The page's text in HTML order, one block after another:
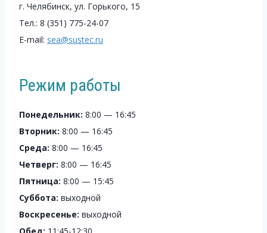
г. Челябинск, ул. Горького, 15
Тел.: 8 (351) 775-24-07
E-mail: sea@sustec.ru
Режим работы
Понедельник: 8:00 — 16:45
Вторник: 8:00 — 16:45
Среда: 8:00 — 16:45
Четверг: 8:00 — 16:45
Пятница: 8:00 — 15:45
Суббота: выходной
Воскресенье: выходной